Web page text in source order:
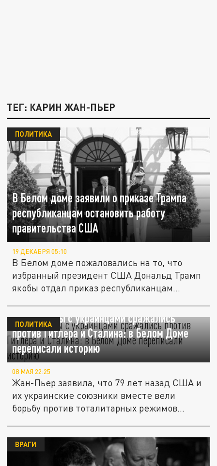
ТЕГ: КАРИН ЖАН-ПЬЕР
В Белом доме заявили о приказе Трампа
республиканцам остановить работу
правительства США
ПОЛИТИКА
19 ДЕКАБРЯ 05:10
В Белом доме пожаловались на то, что
избранный президент США Дональд Трамп
якобы отдал приказ республиканцам...
Американцы с украинцами сражались
против Гитлера и Сталина: в Белом Доме
переписали историю
ПОЛИТИКА
08 МАЯ 22:25
Жан-Пьер заявила, что 79 лет назад США и
их украинские союзники вместе вели
борьбу против тоталитарных режимов...
ВРАГИ